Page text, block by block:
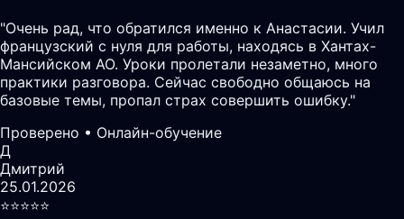
"Очень рад, что обратился именно к Анастасии. Учил
французский с нуля для работы, находясь в Хантах-
Мансийском АО. Уроки пролетали незаметно, много
практики разговора. Сейчас свободно общаюсь на
базовые темы, пропал страх совершить ошибку."
Проверено • Онлайн-обучение
Д
Дмитрий
25.01.2026
⭐️⭐️⭐️⭐️⭐️